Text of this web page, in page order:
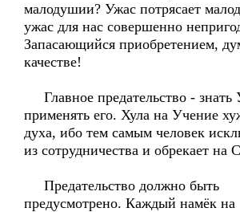
малодушии? Ужас потрясает
ужас для нас совершенно
Запасающийся приобретением,
качестве!
Главное предательство - знать
применять его. Хула на Учение
духа, ибо тем самым человек
из сотрудничества и обрекает на
Предательство должно быть
предусмотрено. Каждый намёк на